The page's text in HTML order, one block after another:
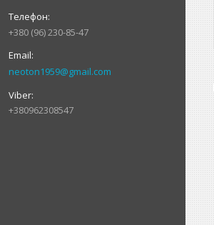
+380 (96) 230-85-47
neoton1959@gmail.com
+380962308547